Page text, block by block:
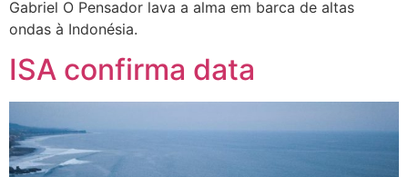
Gabriel O Pensador lava a alma em barca de altas
ondas à Indonésia.
ISA confirma data